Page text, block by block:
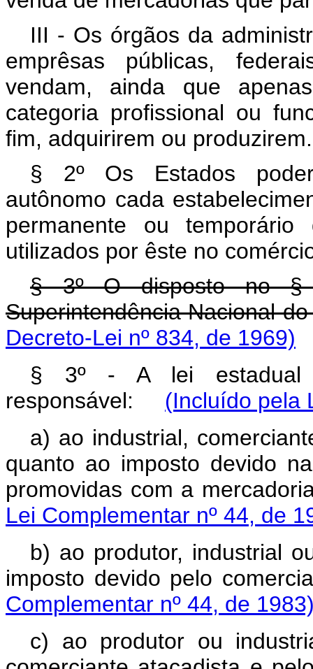
III - Os órgãos da
emprêsas públicas,
vendam, ainda que
categoria profissional ou
fim, adquirirem ou produzirem.
§ 2º Os Estados
autônomo cada
permanente ou
utilizados por êste no
§ 3º O disposto no
Superintendência Nacional
Decreto-Lei nº 834, de 1969)
§ 3º - A lei estadual
responsável: (Incluído pela
a) ao industrial,
quanto ao imposto devido
promovidas com a
Lei Complementar nº 44, de
b) ao produtor, industrial
imposto devido pelo
Complementar nº 44, de
c) ao produtor ou